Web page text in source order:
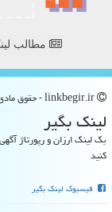
مطالب
لینك بگیر
بک لینک ارزان و رپورتاژ
کنید
فیسبوک لینک بگیر